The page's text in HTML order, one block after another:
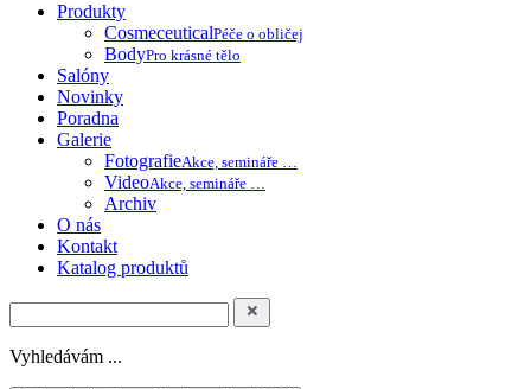
Produkty
CosmeceuticalPéče o obličej
BodyPro krásné tělo
Salóny
Novinky
Poradna
Galerie
FotografieAkce, semináře …
VideoAkce, semináře …
Archiv
O nás
Kontakt
Katalog produktů
Vyhledávám ...